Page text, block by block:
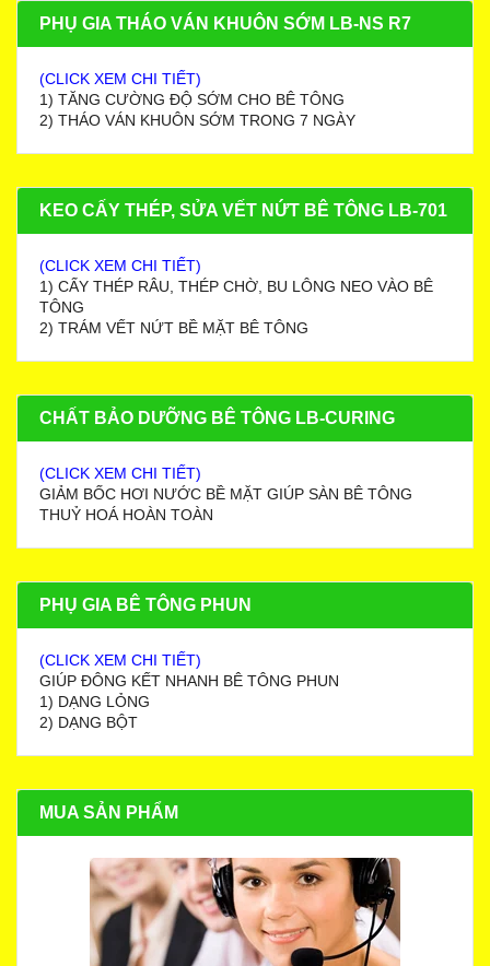
PHỤ GIA THÁO VÁN KHUÔN SỚM LB-NS R7
(CLICK XEM CHI TIẾT)
1) TĂNG CƯỜNG ĐỘ SỚM CHO BÊ TÔNG
2) THÁO VÁN KHUÔN SỚM TRONG 7 NGÀY
KEO CẤY THÉP, SỬA VẾT NỨT BÊ TÔNG LB-701
(CLICK XEM CHI TIẾT)
1) CẤY THÉP RÂU, THÉP CHỜ, BU LÔNG NEO VÀO BÊ
TÔNG
2) TRÁM VẾT NỨT BỀ MẶT BÊ TÔNG
CHẤT BẢO DƯỠNG BÊ TÔNG LB-CURING
(CLICK XEM CHI TIẾT)
GIẢM BỐC HƠI NƯỚC BỀ MẶT GIÚP SÀN BÊ TÔNG
THUỶ HOÁ HOÀN TOÀN
PHỤ GIA BÊ TÔNG PHUN
(CLICK XEM CHI TIẾT)
GIÚP ĐÔNG KẾT NHANH BÊ TÔNG PHUN
1) DẠNG LỎNG
2) DẠNG BỘT
MUA SẢN PHẨM